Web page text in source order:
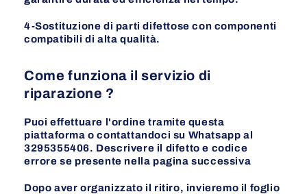
4-Sostituzione di parti difettose con componenti
compatibili di alta qualità.
Come funziona il servizio di
riparazione ?
Puoi effettuare l'ordine tramite questa
piattaforma o contattandoci su Whatsapp al
3295355406. Descrivere il difetto e codice
errore se presente nella paginasuccessiva
Dopo aver organizzato il ritiro, invieremo il foglio